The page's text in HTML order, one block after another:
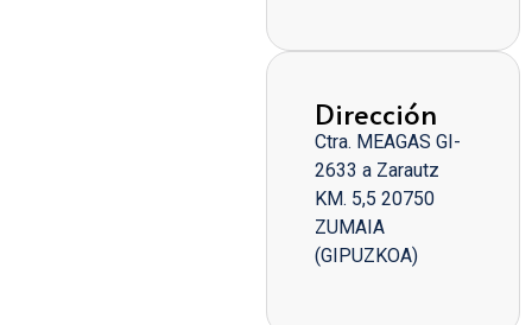
Dirección
Ctra. MEAGAS GI-
2633 a Zarautz
KM. 5,5 20750
ZUMAIA
(GIPUZKOA)